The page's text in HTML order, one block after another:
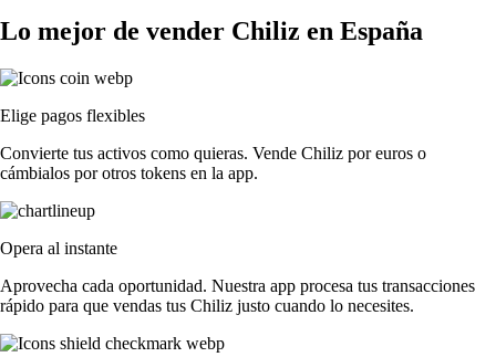
Lo mejor de vender Chiliz en España
Elige pagos flexibles
Convierte tus activos como quieras. Vende Chiliz por euros o
cámbialos por otros tokens en la app.
Opera al instante
Aprovecha cada oportunidad. Nuestra app procesa tus transacciones
rápido para que vendas tus Chiliz justo cuando lo necesites.